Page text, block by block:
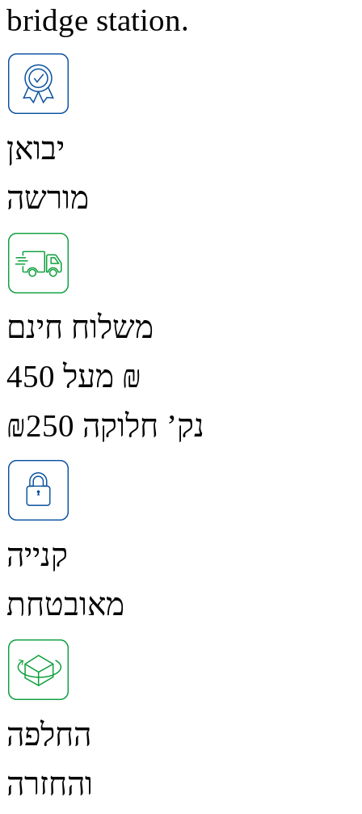
bridge station.
יבואן
מורשה
משלוח חינם
מעל 450 ₪
נק’ חלוקה ₪250
קנייה
מאובטחת
החלפה
והחזרה